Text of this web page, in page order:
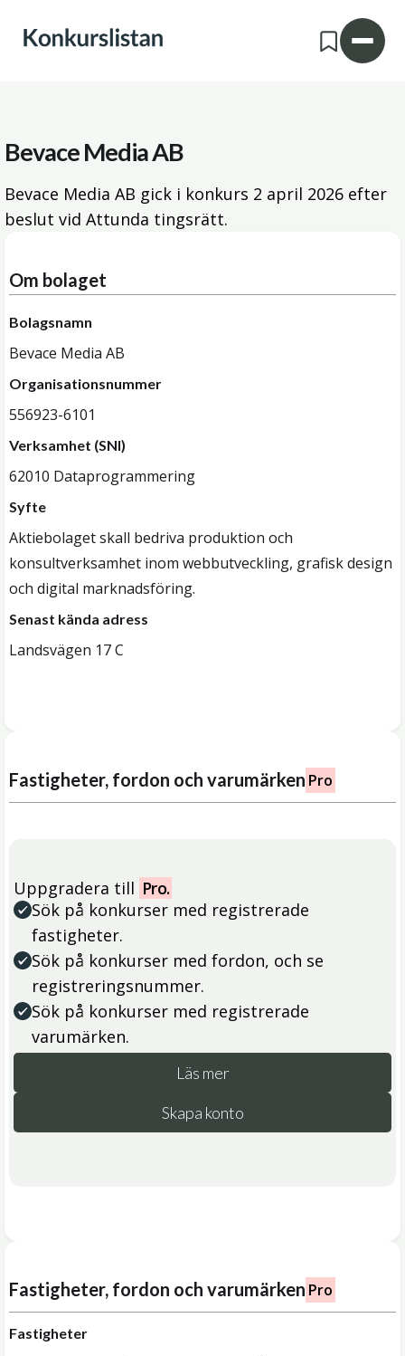
Bevace Media AB
Bevace Media AB gick i konkurs 2 april 2026 efter
beslut vid Attunda tingsrätt.
Om bolaget
Bolagsnamn
Bevace Media AB
Organisationsnummer
556923-6101
Verksamhet (SNI)
62010 Dataprogrammering
Syfte
Aktiebolaget skall bedriva produktion och
konsultverksamhet inom webbutveckling, grafisk design
och digital marknadsföring.
Senast kända adress
Landsvägen 17 C
Fastigheter, fordon och varumärken Pro
Uppgradera till Pro.
Sök på konkurser med registrerade
fastigheter.
Sök på konkurser med fordon, och se
registreringsnummer.
Sök på konkurser med registrerade
varumärken.
Läs mer
Skapa konto
Fastigheter, fordon och varumärken Pro
Fastigheter